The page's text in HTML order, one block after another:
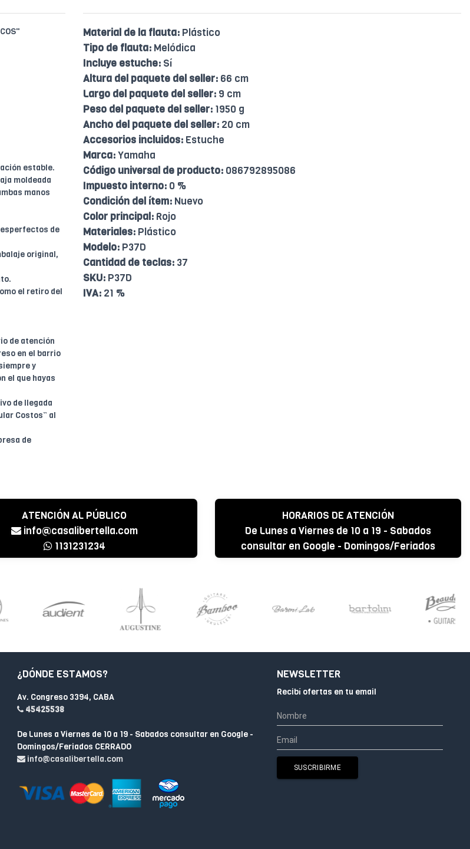
estable.
moldeada
manos
de
original,
el retiro del
de atención
en el barrio
y
el que hayas
de llegada
Costos” al
de
Material de la flauta: Plástico
Tipo de flauta: Melódica
Incluye estuche: Sí
Altura del paquete del seller: 66 cm
Largo del paquete del seller: 9 cm
Peso del paquete del seller: 1950 g
Ancho del paquete del seller: 20 cm
Accesorios incluidos: Estuche
Marca:Yamaha
Código universal de producto: 086792895086
Impuesto interno: 0 %
Condición del ítem: Nuevo
Color principal: Rojo
Materiales: Plástico
Modelo: P37D
Cantidad de teclas: 37
SKU: P37D
IVA: 21 %
ATENCIÓN AL PÚBLICO
info@casalibertella.com
1131231234
HORARIOS DE ATENCIÓN
De Lunes a Viernes de 10 a 19 - Sabados
consultar en Google - Domingos/Feriados
CERRADO
¿DÓNDE ESTAMOS?
Av. Congreso 3394, CABA
45425538
De Lunes a Viernes de 10 a 19 - Sabados consultar en Google -
Domingos/Feriados CERRADO
info@casalibertella.com
NEWSLETTER
Recibí ofertas en tu email